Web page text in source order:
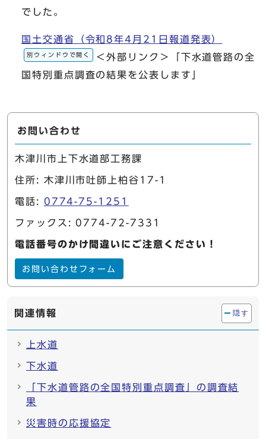
でした。
国土交通省（令和8年4月21日報道発表）
別ウィンドウで開く
＜外部リンク＞「下水道管路の全
国特別重点調査の結果を公表します」
お問い合わせ
木津川市上下水道部工務課
住所: 木津川市吐師上柏谷17-1
電話: 0774-75-1251
ファックス: 0774-72-7331
電話番号のかけ間違いにご注意ください！
お問い合わせフォーム
関連情報 隠す
上水道
下水道
「下水道管路の全国特別重点調査」の調査結
果
災害時の応援協定